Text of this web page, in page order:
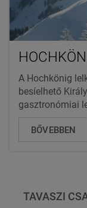
A Hochkönig
besíelhető
gasztronómiai
BŐVEBBEN
TAVASZI